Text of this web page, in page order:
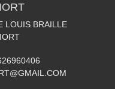
LOUIS BRAILLE